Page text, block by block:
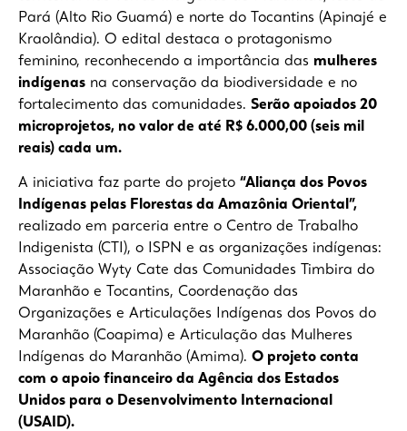
Pará (Alto Rio Guamá) e norte do Tocantins (Apinajé e
Kraolândia). O edital destaca o protagonismo
feminino, reconhecendo a importância das mulheres
indígenas na conservação da biodiversidade e no
fortalecimento das comunidades. Serão apoiados 20
microprojetos, no valor de até R$ 6.000,00 (seis mil
reais) cada um.
A iniciativa faz parte do projeto “Aliança dos Povos
Indígenas pelas Florestas da Amazônia Oriental”,
realizado em parceria entre o Centro de Trabalho
Indigenista (CTI), o ISPN e as organizações indígenas:
Associação Wyty Cate das Comunidades Timbira do
Maranhão e Tocantins, Coordenação das
Organizações e Articulações Indígenas dos Povos do
Maranhão (Coapima) e Articulação das Mulheres
Indígenas do Maranhão (Amima). O projeto conta
com o apoio financeiro da Agência dos Estados
Unidos para o Desenvolvimento Internacional
(USAID).